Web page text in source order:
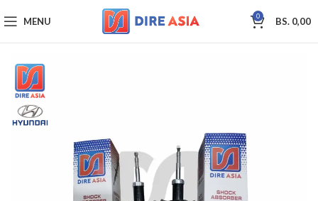
MENU 0 BS. 0,00